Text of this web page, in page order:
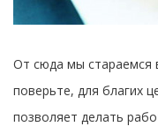
От сюда мы стараемся
поверьте, для благих
позволяет делать